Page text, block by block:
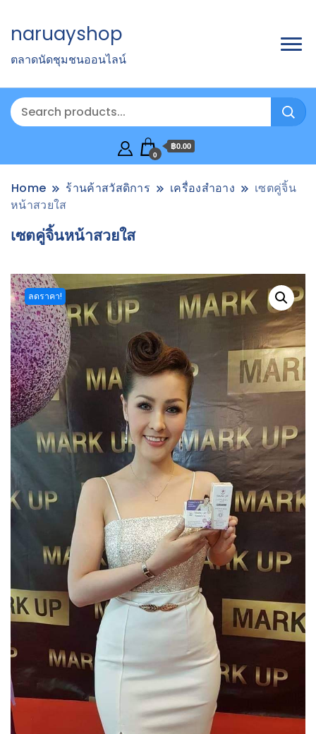
naruayshop
ตลาดนัดชุมชนออนไลน์
0
฿0.00
Home ร้านค้าสวัสดิการ เครื่องสำอาง
เซตคู่จิ้น
หน้าสวยใส
เซตคู่จิ้นหน้าสวยใส
ลดราคา!